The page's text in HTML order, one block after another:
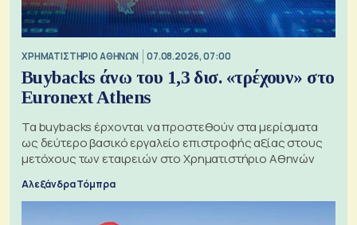
XΡΗΜΑΤΙΣΤΗΡΙΟ ΑΘΗΝΩΝ 07.08.2026, 07:00
Buybacks άνω του 1,3 δισ. «τρέχουν» στο
Euronext Athens
Τα buybacks έρχονται να προστεθούν στα μερίσματα
ως δεύτερο βασικό εργαλείο επιστροφής αξίας στους
μετόχους των εταιρειών στο Χρηματιστήριο Αθηνών
Αλεξάνδρα Τόμπρα